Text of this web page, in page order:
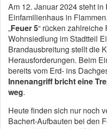
Am 12. Januar 2024 steht in
Einfamilienhaus in
„Feuer 5“ rücken
Wohnsiedlung im Stadtteil
Brandausbreitung stellt die
Herausforderungen. Beim
bereits vom Erd- ins
Innenangriff bricht eine
weg.
Heute finden sich nur noch
Bachert-Aufbauten bei den